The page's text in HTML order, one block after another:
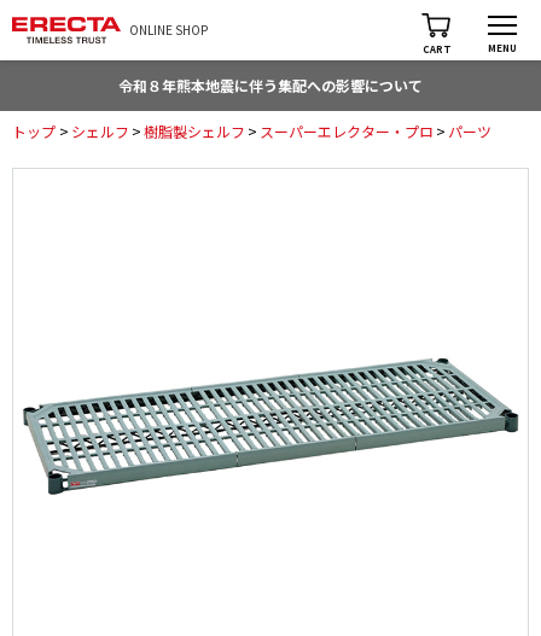
ONLINE SHOP
CART MENU
令和８年熊本地震に伴う集配への影響について
トップ > シェルフ >樹脂製シェルフ > スーパーエレクター・プロ > パーツ